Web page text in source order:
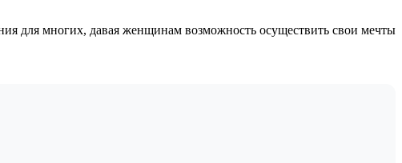
для многих, давая женщинам возможность осуществить свои мечты